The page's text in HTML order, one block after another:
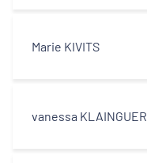
Marie KIVITS
vanessa KLAINGUER